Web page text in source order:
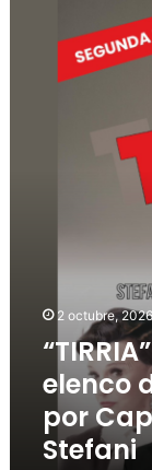
2 octubre, 2026
elenco
por
Stefani